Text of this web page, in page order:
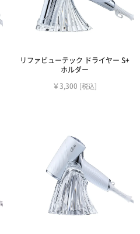
リファビューテック ドライヤー S+
ホルダー
￥3,300 [税込]